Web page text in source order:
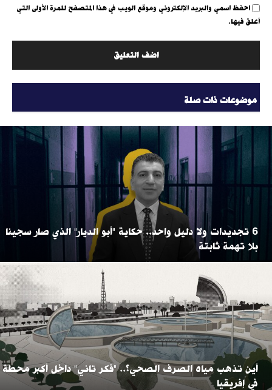
احفظ اسمي والبريد الإلكتروني وموقع الويب في هذا المتصفح للمرة الأولى التي
أعلق فيها.
موضوعات ذات صلة
6 تجديدات ولا دليل واحد.. حكاية "أبو الديار" الذي صار سجينا
بلا تهمة ثابتة
أين تذهب مياه الصرف الصحي؟.. "فكر تاني" داخل أكبر محطة
في إفريقيا